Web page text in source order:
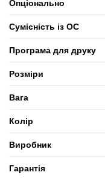
Опціонально
Сумісність із ОС
Програма для друку
Розміри
Вага
Колір
Виробник
Гарантія